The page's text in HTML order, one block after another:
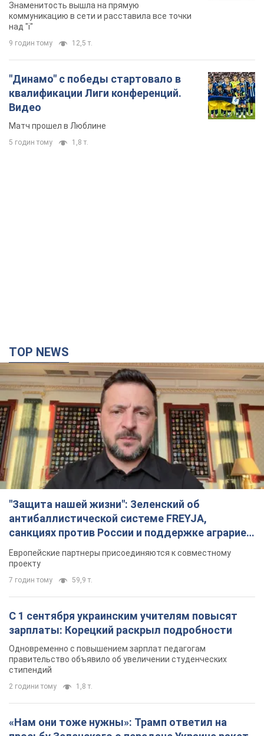
Знаменитость вышла на прямую
коммуникацию в сети и расставила все точки
над "i"
9 годин тому 12,5 т.
"Динамо" с победы стартовало в
квалификации Лиги конференций.
Видео
Матч прошел в Люблине
5 годин тому 1,8 т.
TOP NEWS
"Защита нашей жизни": Зеленский об
антибаллистической системе FREYJA,
санкциях против России и поддержке аграриев.
Видео
Европейские партнеры присоединяются к совместному
проекту
7 годин тому 59,9 т.
С 1 сентября украинским учителям повысят
зарплаты: Корецкий раскрыл подробности
Одновременно с повышением зарплат педагогам
правительство объявило об увеличении студенческих
стипендий
2 години тому 1,8 т.
«Нам они тоже нужны»: Трамп ответил на